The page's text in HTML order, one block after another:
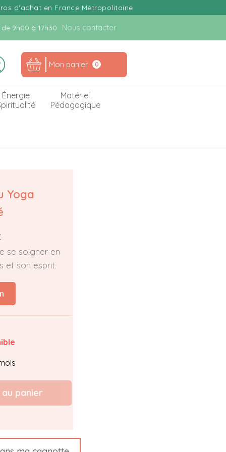
d'achat en France Métropolitaine
de 9h00 à 17h30 Nous contacter
Mon panier 0
Énergie
Matériel
Pédagogique
Yoga
se soigner en
et son esprit.
panier